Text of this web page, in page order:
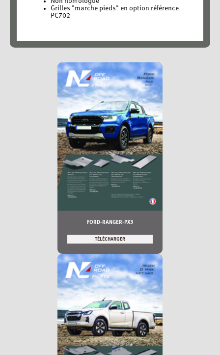
Grilles "marche pieds" en option référence
PC702
FORD-RANGER-PX3
TÉLÉCHARGER